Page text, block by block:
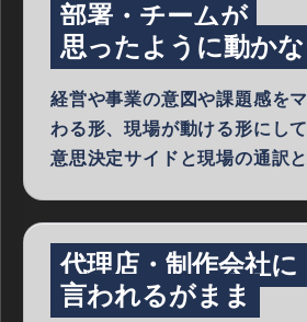
部署・チームが
思ったように動か
経営や事業の意図や課題感を
わる形、現場が動ける形にし
意思決定サイドと現場の通訳と
代理店・制作会社に
言われるがまま